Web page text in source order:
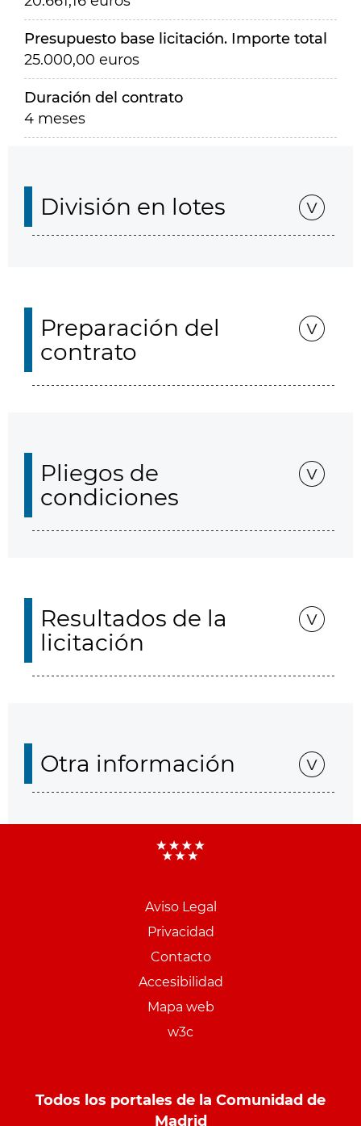
Presupuesto base licitación. Importe total
25.000,00 euros
Duración del contrato
4 meses
División en lotes
Preparación del
contrato
Pliegos de
condiciones
Resultados de la
licitación
Otra información
Aviso Legal
Privacidad
Contacto
Accesibilidad
Mapa web
w3c
Todos los portales de la Comunidad de
Madrid